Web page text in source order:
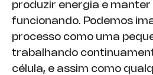
produzir energia e manter
funcionando. Podemos
processo como uma
trabalhando
célula, e assim como